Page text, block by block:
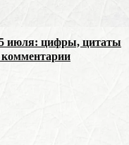
июля: цифры, цитаты